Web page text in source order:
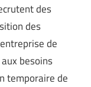
des
des
de
besoins
temporaire de